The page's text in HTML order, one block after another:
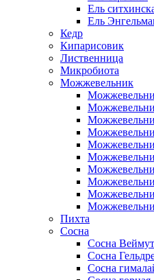
Ель
Ель
Кедр
Кипарисовик
Лиственница
Микробиота
Можжевельник
Пихта
Сосна
Сосна
Сосна
Сосна